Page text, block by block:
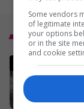
Top 5
Some vendors
of legitimate
your options
or in the site
and cookie